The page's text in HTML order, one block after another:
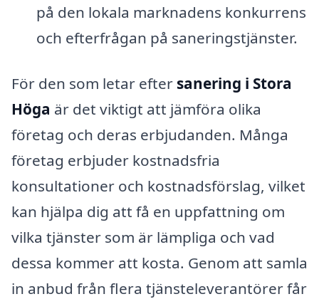
på den lokala marknadens konkurrens
och efterfrågan på saneringstjänster.
För den som letar efter sanering i Stora
Höga är det viktigt att jämföra olika
företag och deras erbjudanden. Många
företag erbjuder kostnadsfria
konsultationer och kostnadsförslag, vilket
kan hjälpa dig att få en uppfattning om
vilka tjänster som är lämpliga och vad
dessa kommer att kosta. Genom att samla
in anbud från flera tjänsteleverantörer får